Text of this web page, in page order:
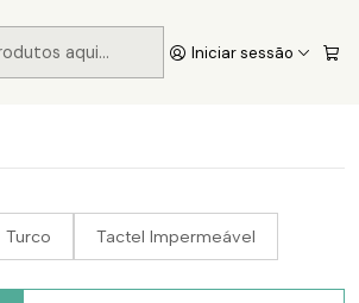
Iniciar sessão
Turco Tactel Impermeável